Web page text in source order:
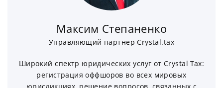
Максим Степаненко
Управляющий партнер Crystal.tax
Широкий спектр юридических услуг от Crystal Tax:
регистрация оффшоров во всех мировых
юрисдикциях, решение вопросов, связанных с